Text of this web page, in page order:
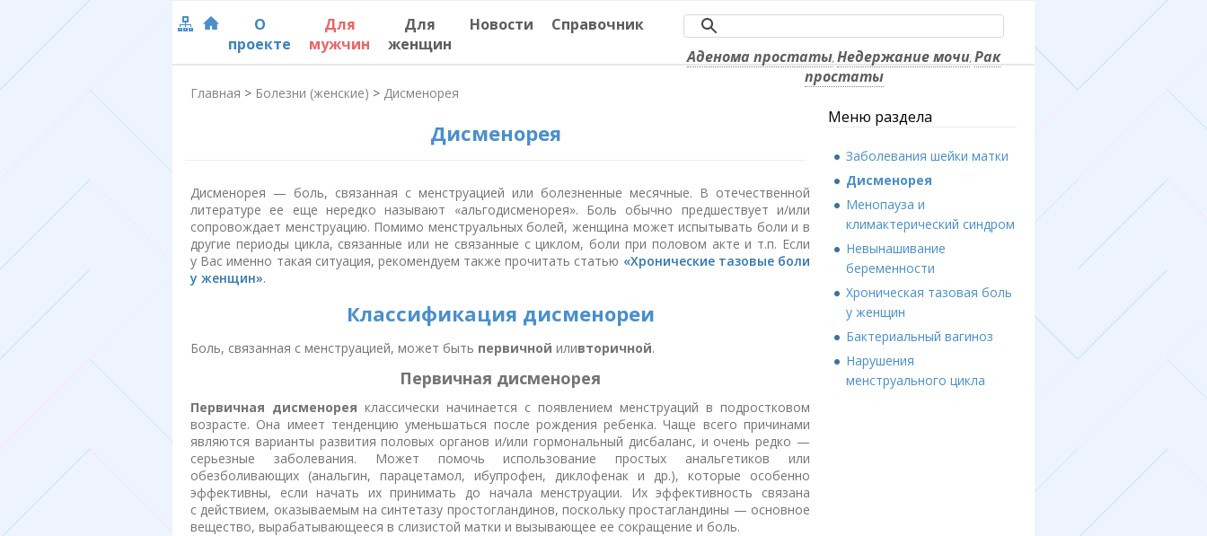
О
проекте
Для
мужчин
Для
женщин
Новости
Справочник
Аденома простаты, Недержание мочи, Рак
простаты
Главная > Болезни (женские) > Дисменорея
Дисменорея
Дисменорея — боль, связанная с менструацией или болезненные месячные. В отечественной
литературе ее еще нередко называют «альгодисменорея». Боль обычно предшествует и/или
сопровождает менструацию. Помимо менструальных болей, женщина может испытывать боли и в
другие периоды цикла, связанные или не связанные с циклом, боли при половом акте и т.п. Если
у Вас именно такая ситуация, рекомендуем также прочитать статью «Хронические тазовые боли
у женщин».
Классификация дисменореи
Боль, связанная с менструацией, может быть первичной иливторичной.
Первичная дисменорея
Первичная дисменорея классически начинается с появлением менструаций в подростковом
возрасте. Она имеет тенденцию уменьшаться после рождения ребенка. Чаще всего причинами
являются варианты развития половых органов и/или гормональный дисбаланс, и очень редко —
серьезные заболевания. Может помочь использование простых анальгетиков или
обезболивающих (анальгин, парацетамол, ибупрофен, диклофенак и др.), которые особенно
эффективны, если начать их принимать до начала менструации. Их эффективность связана
с действием, оказываемым на синтетазу простогландинов, поскольку простагландины — основное
вещество, вырабатывающееся в слизистой матки и вызывающее ее сокращение и боль.
Меню раздела
Заболевания шейки матки
Дисменорея
Менопауза и
климактерический синдром
Невынашивание
беременности
Хроническая тазовая боль
у женщин
Бактериальный вагиноз
Нарушения
менструального цикла